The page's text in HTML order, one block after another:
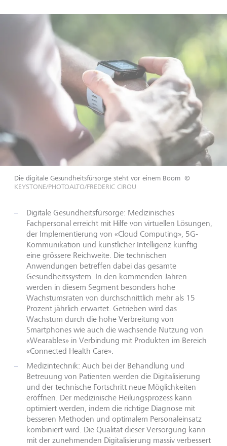
Die digitale Gesundheitsfürsorge steht vor einem Boom ©
KEYSTONE/PHOTOALTO/FREDERIC CIROU
Digitale Gesundheitsfürsorge: Medizinisches
Fachpersonal erreicht mit Hilfe von virtuellen Lösungen,
der Implementierung von «Cloud Computing», 5G-
Kommunikation und künstlicher Intelligenz künftig
eine grössere Reichweite. Die technischen
Anwendungen betreffen dabei das gesamte
Gesundheitssystem. In den kommenden Jahren
werden in diesem Segment besonders hohe
Wachstumsraten von durchschnittlich mehr als 15
Prozent jährlich erwartet. Getrieben wird das
Wachstum durch die hohe Verbreitung von
Smartphones wie auch die wachsende Nutzung von
«Wearables» in Verbindung mit Produkten im Bereich
«Connected Health Care».
Medizintechnik: Auch bei der Behandlung und
Betreuung von Patienten werden die Digitalisierung
und der technische Fortschritt neue Möglichkeiten
eröffnen. Der medizinische Heilungsprozess kann
optimiert werden, indem die richtige Diagnose mit
besseren Methoden und optimalem Personaleinsatz
kombiniert wird. Die Qualität dieser Versorgung kann
mit der zunehmenden Digitalisierung massiv verbessert